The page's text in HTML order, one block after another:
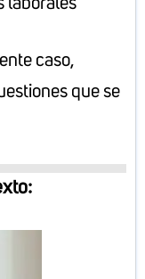
laborales
caso,
que se